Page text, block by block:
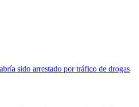
sido arrestado por tráfico de drogas